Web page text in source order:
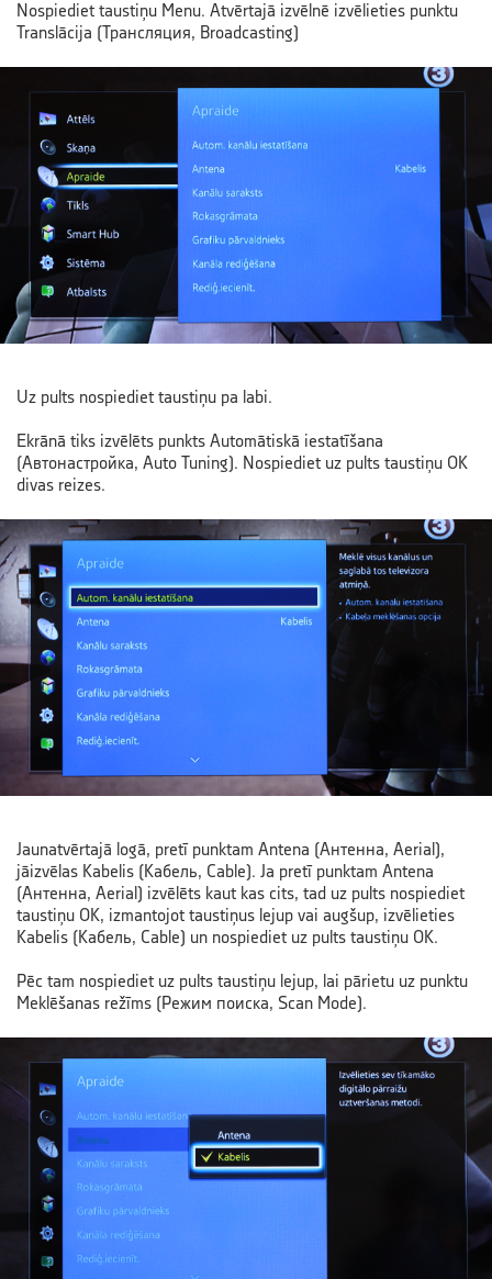
Nospiediet taustiņu Menu. Atvērtajā izvēlnē izvēlieties punktu
Translācija (Трансляция, Broadcasting)
Uz pults nospiediet taustiņu pa labi.
Ekrānā tiks izvēlēts punkts Automātiskā iestatīšana
(Автонастройка, Auto Tuning). Nospiediet uz pults taustiņu OK
divas reizes.
Jaunatvērtajā logā, pretī punktam Antena (Антенна, Aerial),
jāizvēlas Kabelis (Кабель, Cable). Ja pretī punktam Antena
(Антенна, Aerial) izvēlēts kaut kas cits, tad uz pults nospiediet
taustiņu OK, izmantojot taustiņus lejup vai augšup, izvēlieties
Kabelis (Кабель, Cable) un nospiediet uz pults taustiņu OK.
Pēc tam nospiediet uz pults taustiņu lejup, lai pārietu uz punktu
Meklēšanas režīms (Режим поиска, Scan Mode).